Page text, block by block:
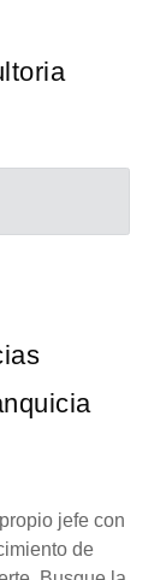
jefe con
de